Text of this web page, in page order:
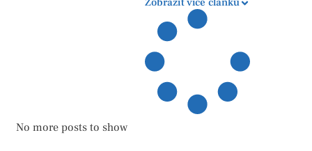
No more posts to show